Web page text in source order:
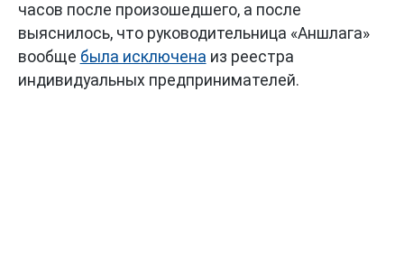
часов после произошедшего, а после
выяснилось, что руководительница «Аншлага»
вообще была исключена из реестра
индивидуальных предпринимателей.